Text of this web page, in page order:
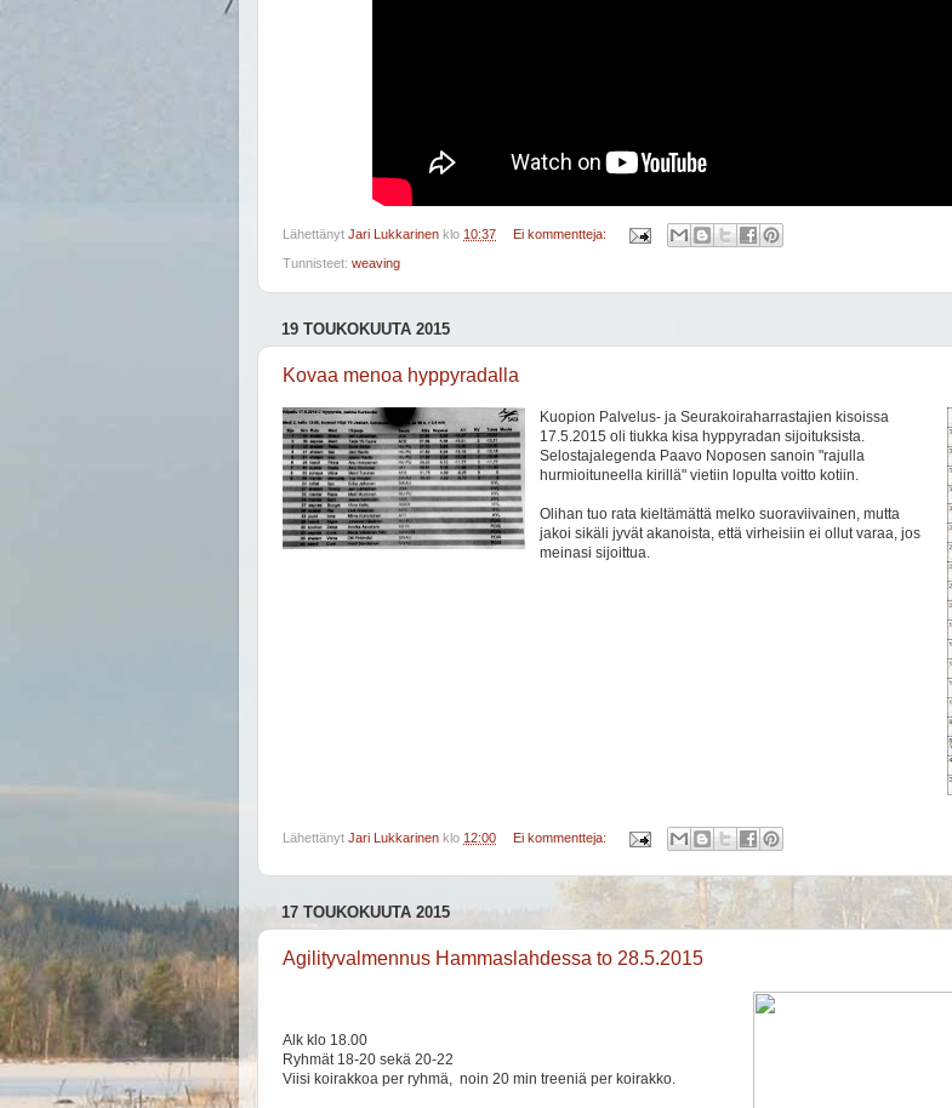
Lähettänyt Jari Lukkarinen klo 10:37 Ei kommentteja:
Tunnisteet: weaving
19 TOUKOKUUTA 2015
Kovaa menoa hyppyradalla
Kuopion Palvelus- ja Seurakoiraharrastajien kisoissa
17.5.2015 oli tiukka kisa hyppyradan sijoituksista.
Selostajalegenda Paavo Noposen sanoin "rajulla
hurmioituneella kirillä" vietiin lopulta voitto kotiin.
Olihan tuo rata kieltämättä melko suoraviivainen, mutta
jakoi sikäli jyvät akanoista, että virheisiin ei ollut varaa, jos
meinasi sijoittua.
Lähettänyt Jari Lukkarinen klo 12:00 Ei kommentteja:
17 TOUKOKUUTA 2015
Agilityvalmennus Hammaslahdessa to 28.5.2015
Alk klo 18.00
Ryhmät 18-20 sekä 20-22
Viisi koirakkoa per ryhmä, noin 20 min treeniä per koirakko.